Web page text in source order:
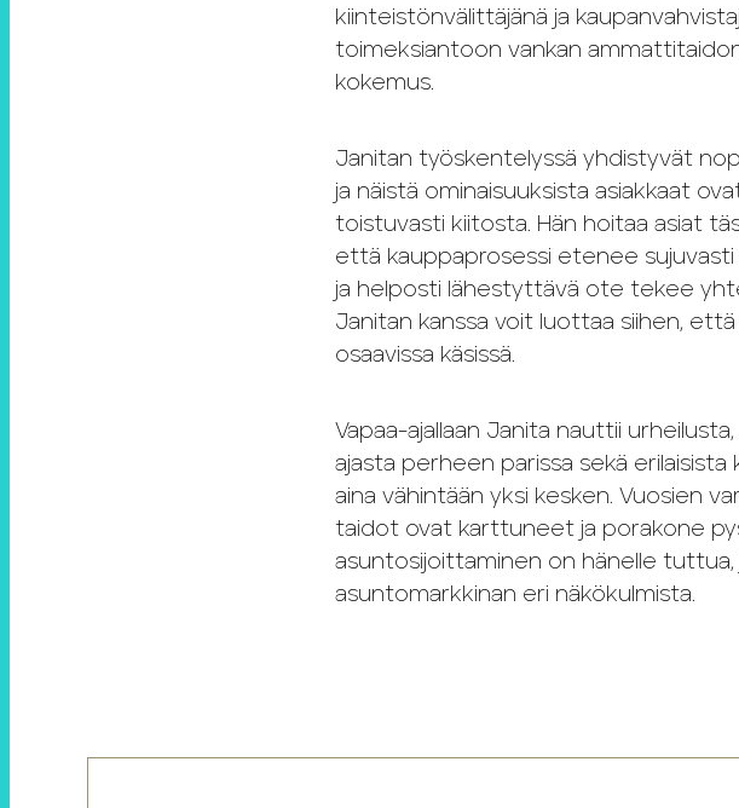
kiinteistönvälittäjänä ja
toimeksiantoon vankan
kokemus.
Janitan työskentelyssä yhdistyvät
ja näistä ominaisuuksista asiakkaat
toistuvasti kiitosta. Hän hoitaa asiat
että kauppaprosessi etenee sujuvasti
ja helposti lähestyttävä ote tekee
Janitan kanssa voit luottaa siihen,
osaavissa käsissä.
Vapaa-ajallaan Janita nauttii
ajasta perheen parissa sekä
aina vähintään yksi kesken. Vuosien
taidot ovat karttuneet ja porakone
asuntosijoittaminen on hänelle
asuntomarkkinan eri näkökulmista.